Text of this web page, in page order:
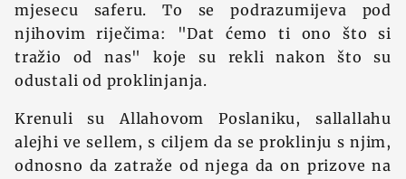
mjesecu saferu. To se podrazumijeva pod
njihovim riječima: "Dat ćemo ti ono što si
tražio od nas" koje su rekli nakon što su
odustali od proklinjanja.
Krenuli su Allahovom Poslaniku, sallallahu
alejhi ve sellem, s ciljem da se proklinju s njim,
odnosno da zatraže od njega da on prizove na